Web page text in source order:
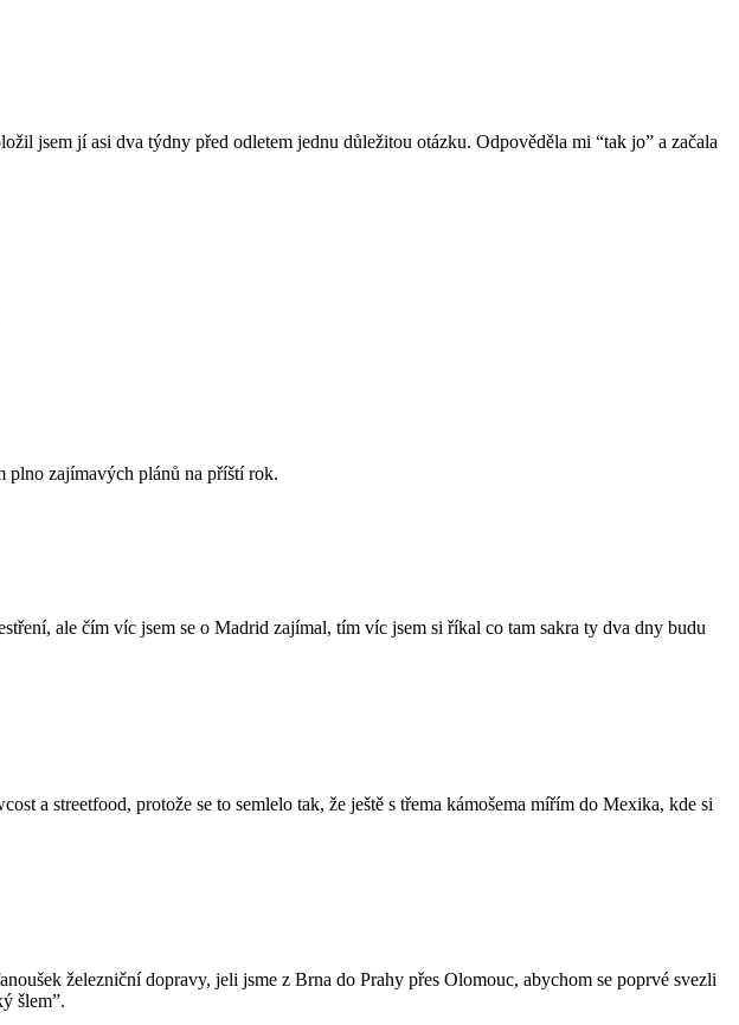
jsem jí asi dva týdny před odletem jednu důležitou otázku. Odpověděla mi “tak jo” a začala
plno zajímavých plánů na příští rok.
ale čím víc jsem se o Madrid zajímal, tím víc jsem si říkal co tam sakra ty dva dny budu
a streetfood, protože se to semlelo tak, že ještě s třema kámošema mířím do Mexika, kde si
železniční dopravy, jeli jsme z Brna do Prahy přes Olomouc, abychom se poprvé svezli
šlem”.